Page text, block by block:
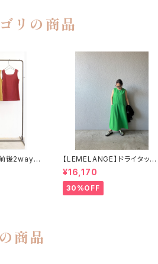
リの商品
後2wayウ
【LEMELANGE】ドライタッチ
リネンライクワンピース
¥16,170
30%OFF
商品